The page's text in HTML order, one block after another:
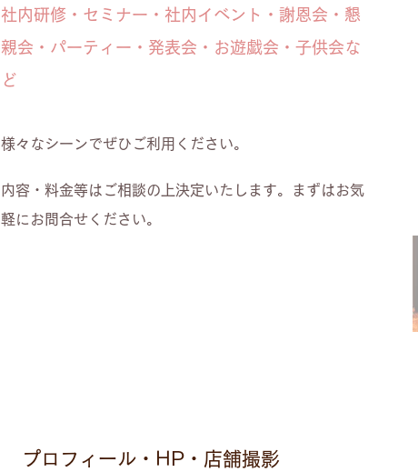
社内研修・セミナー・社内イベント・謝恩会・懇
親会・パーティー・発表会・お遊戯会・子供会な
ど
様々なシーンでぜひご利用ください。
内容・料金等はご相談の上決定いたします。まずはお気
軽にお問合せください。
プロフィール・HP・店舗撮影